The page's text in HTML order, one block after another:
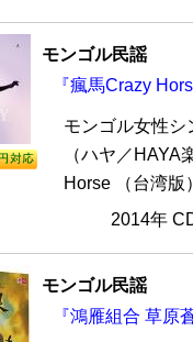
モンゴル民謡
『瘋馬Crazy
モンゴル女性シ
（ハヤ／
Horse （台湾版
2014年
モンゴル民謡
『鴻雁組合 草原